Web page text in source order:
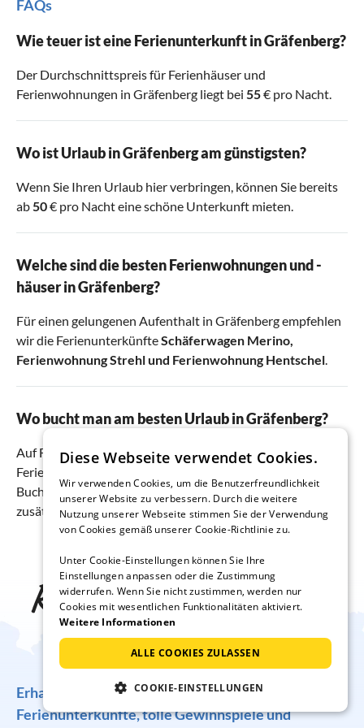
FAQs
Wie teuer ist eine Ferienunterkunft in Gräfenberg?
Der Durchschnittspreis für Ferienhäuser und
Ferienwohnungen in Gräfenberg liegt bei 55€ pro Nacht.
Wo ist Urlaub in Gräfenberg am günstigsten?
Wenn Sie Ihren Urlaub hier verbringen, können Sie bereits
ab50€ pro Nacht eine schöne Unterkunft mieten.
Welche sind die besten Ferienwohnungen und -
häuser in Gräfenberg?
Für einen gelungenen Aufenthalt in Gräfenberg empfehlen
wir die FerienunterkünfteSchäferwagen Merino,
Ferienwohnung Strehlund Ferienwohnung Hentschel.
Wo bucht man am besten Urlaub in Gräfenberg?
Auf Ferienhausmiete.de finden Sie die besten
Ferienwohnungen & Ferienhäuser zum günstigsten Preis.
Buchen Sie direkt beim Vermieter und sparen Sie sich
zusätzliche Gebühren.
Reise-Inspiration frei
Haus
Erhalten Sie regelmäßig Angebote für traumhafte
Ferienunterkünfte, tolle Gewinnspiele und
Diese Webseite verwendet Cookies.
Wir verwenden Cookies, um die Benutzerfreundlichkeit
unserer Website zu verbessern. Durch die weitere
Nutzung unserer Webseite stimmen Sie der Verwendung
von Cookies gemäß unserer Cookie-Richtlinie zu.
Unter Cookie-Einstellungen können Sie Ihre
Einstellungen anpassen oder die Zustimmung
widerrufen. Wenn Sie nicht zustimmen, werden nur
Cookies mit wesentlichen Funktionalitäten aktiviert.
Weitere Informationen
ALLE COOKIES ZULASSEN
COOKIE-EINSTELLUNGEN